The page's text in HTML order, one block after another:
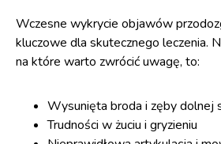
Wczesne wykrycie objawów
kluczowe dla skutecznego leczenia.
na które warto zwrócić uwagę, to:
Wysunięta broda i zęby dolnej
Trudności w żuciu i gryzieniu